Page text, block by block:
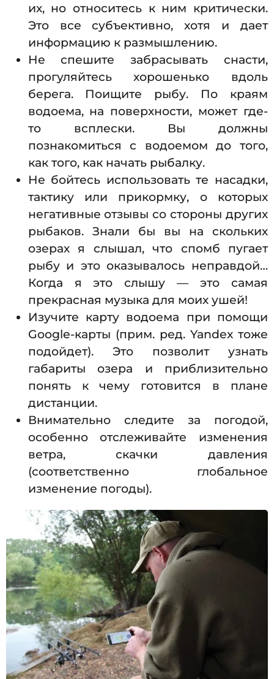
их, но относитесь к ним критически.
Это все субъективно, хотя и дает
информацию к размышлению.
Не спешите забрасывать снасти,
прогуляйтесь хорошенько вдоль
берега. Поищите рыбу. По краям
водоема, на поверхности, может где-
то всплески. Вы должны
познакомиться с водоемом до того,
как того, как начать рыбалку.
Не бойтесь использовать те насадки,
тактику или прикормку, о которых
негативные отзывы со стороны других
рыбаков. Знали бы вы на скольких
озерах я слышал, что спомб пугает
рыбу и это оказывалось неправдой…
Когда я это слышу — это самая
прекрасная музыка для моих ушей!
Изучите карту водоема при помощи
Google-карты (прим. ред. Yandex тоже
подойдет). Это позволит узнать
габариты озера и приблизительно
понять к чему готовится в плане
дистанции.
Внимательно следите за погодой,
особенно отслеживайте изменения
ветра, скачки давления
(соответственно глобальное
изменение погоды).